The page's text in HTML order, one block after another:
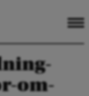
om-